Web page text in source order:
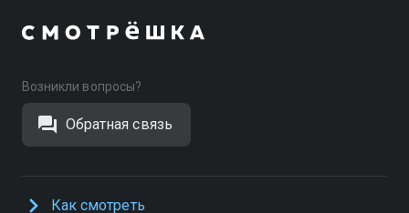
Возникли вопросы?
Обратная связь
Как смотреть